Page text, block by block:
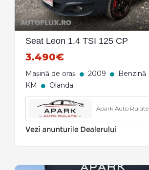
Seat Leon 1.4 TSI 125 CP
3.490€
Mașină de oraș 2009 Benzină
KM
Olanda
Apark Auto Rulate